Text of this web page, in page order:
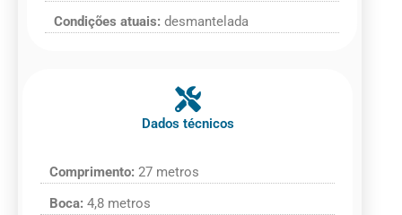
Condições atuais: desmantelada
Dados técnicos
Comprimento: 27 metros
Boca: 4,8 metros